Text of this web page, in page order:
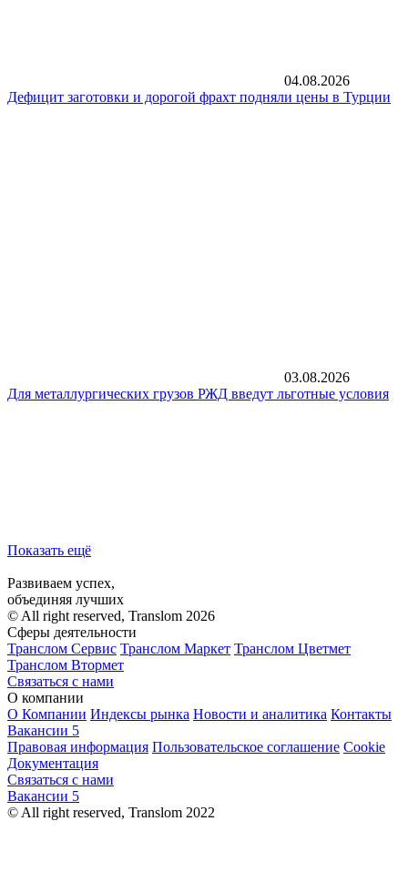
04.08.2026
Дефицит заготовки и дорогой фрахт подняли цены в Турции
03.08.2026
Для металлургических грузов РЖД введут льготные условия
Показать ещё
Развиваем успех,
объединяя лучших
© All right reserved, Translom 2026
Сферы деятельности
Транслом Сервис Транслом Маркет Транслом Цветмет
Транслом Втормет
Связаться с нами
О компании
О Компании Индексы рынка Новости и аналитика Контакты
Вакансии 5
Правовая информация Пользовательское соглашение Cookie
Документация
Связаться с нами
Вакансии 5
© All right reserved, Translom 2022